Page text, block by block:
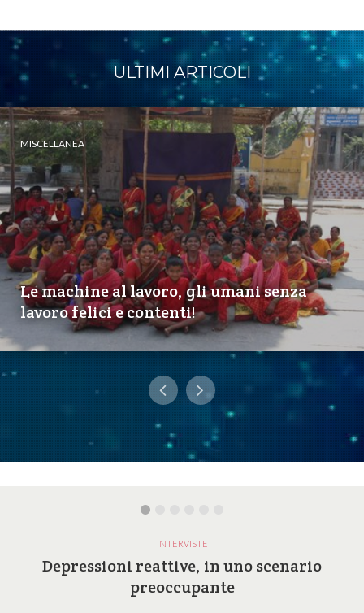
ULTIMI ARTICOLI
MISCELLANEA
Le machine al lavoro, gli umani senza
lavoro felici e contenti!
INTERVISTE
Depressioni reattive, in uno scenario
preoccupante